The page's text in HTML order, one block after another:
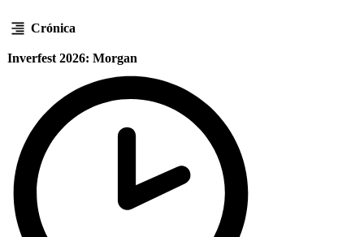
Crónica
Inverfest 2026: Morgan